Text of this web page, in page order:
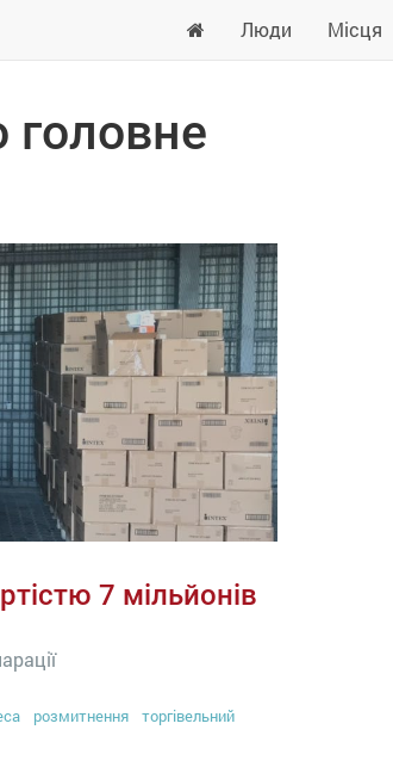
Люди Місця
головне
7 мільйонів
розмитнення
торгівельний